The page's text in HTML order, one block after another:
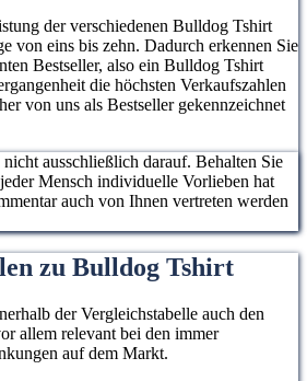
der verschiedenen Bulldog Tshirt
von eins bis zehn. Dadurch erkennen Sie
Bestseller, also ein Bulldog Tshirt
die höchsten Verkaufszahlen
von uns als Bestseller gekennzeichnet
ausschließlich darauf. Behalten Sie
Mensch individuelle Vorlieben hat
auch von Ihnen vertreten werden
zu Bulldog Tshirt
der Vergleichstabelle auch den
allem relevant bei den immer
auf dem Markt.